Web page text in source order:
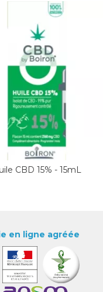
CBD 15% - 15mL
en ligne agréée